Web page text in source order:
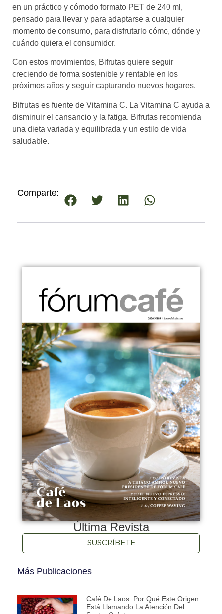
en un práctico y cómodo formato PET de 240 ml,
pensado para llevar y para adaptarse a cualquier
momento de consumo, para disfrutarlo cómo, dónde y
cuándo quiera el consumidor.
Con estos movimientos, Bifrutas quiere seguir
creciendo de forma sostenible y rentable en los
próximos años y seguir capturando nuevos hogares.
Bifrutas es fuente de Vitamina C. La Vitamina C ayuda a
disminuir el cansancio y la fatiga. Bifrutas recomienda
una dieta variada y equilibrada y un estilo de vida
saludable.
Comparte:
Última Revista
SUSCRÍBETE
Más Publicaciones
Café De Laos: Por Qué Este Origen
Está Llamando La Atención Del